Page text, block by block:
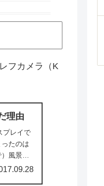
フカメラ（K
理由
プレイで
たのは
風景写
ちょこち